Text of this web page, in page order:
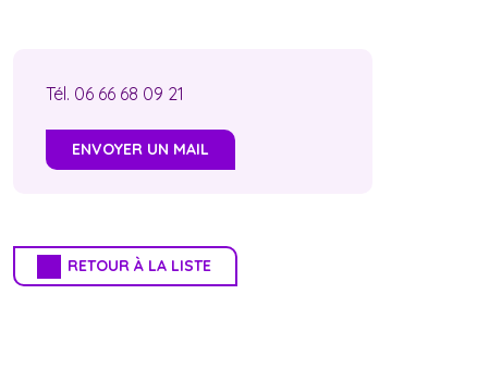
ADHÉRER
Tél. 06 66 68 09 21
ENVOYER UN MAIL
RETOUR À LA LISTE